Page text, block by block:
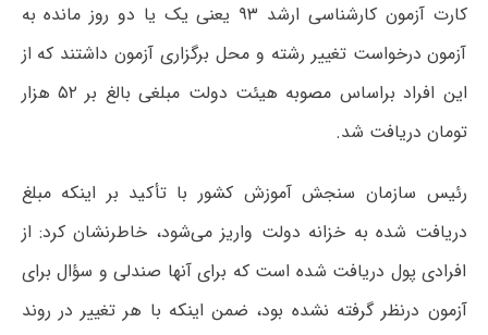
کارت آزمون کارشناسی ارشد ۹۳ یعنی یک یا دو روز مانده به
آزمون درخواست تغییر رشته و محل برگزاری آزمون داشتند که از
این افراد براساس مصوبه هیئت دولت مبلغی بالغ بر ۵۲ هزار
تومان دریافت شد.
رئیس سازمان سنجش آموزش کشور با تأکید بر اینکه مبلغ
دریافت شده به خزانه دولت واریز می‌شود، خاطرنشان کرد: از
افرادی پول دریافت شده است که برای آنها صندلی و سؤال برای
آزمون درنظر گرفته نشده بود، ضمن اینکه با هر تغییر در روند